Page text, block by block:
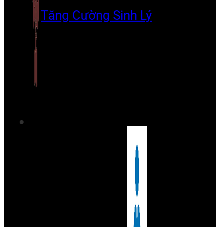
Tăng Cường Sinh Lý